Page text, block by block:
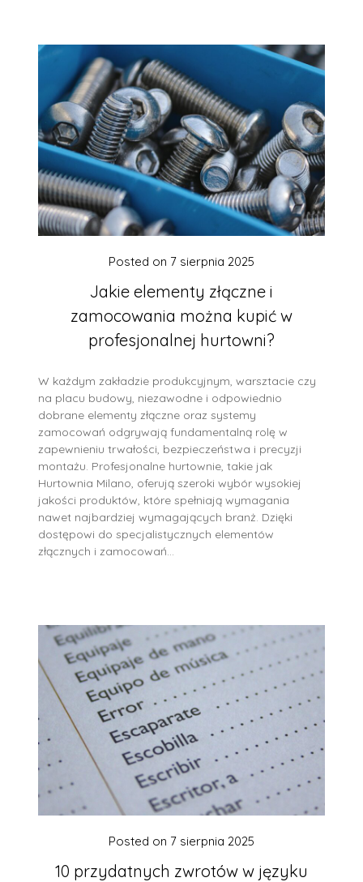
Jakie elementy złączne i
zamocowania można kupić w
profesjonalnej hurtowni?
Posted on 7 sierpnia 2025
W każdym zakładzie produkcyjnym, warsztacie czy
na placu budowy, niezawodne i odpowiednio
dobrane elementy złączne oraz systemy
zamocowań odgrywają fundamentalną rolę w
zapewnieniu trwałości, bezpieczeństwa i precyzji
montażu. Profesjonalne hurtownie, takie jak
Hurtownia Milano, oferują szeroki wybór wysokiej
jakości produktów, które spełniają wymagania
nawet najbardziej wymagających branż. Dzięki
dostępowi do specjalistycznych elementów
złącznych i zamocowań…
10 przydatnych zwrotów w języku
Posted on 7 sierpnia 2025